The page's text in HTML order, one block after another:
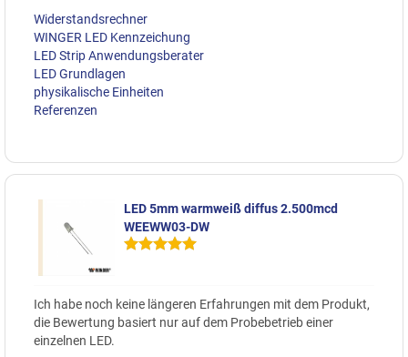
Widerstandsrechner
WINGER LED Kennzeichung
LED Strip Anwendungsberater
LED Grundlagen
physikalische Einheiten
Referenzen
LED 5mm warmweiß diffus 2.500mcd
WEEWW03-DW
Ich habe noch keine längeren Erfahrungen mit dem Produkt,
die Bewertung basiert nur auf dem Probebetrieb einer
einzelnen LED.